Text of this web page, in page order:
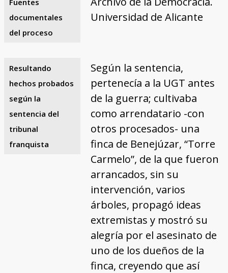
documentales
del proceso
Universidad de Alicante
Resultando
hechos probados
según la
sentencia del
tribunal
franquista
Según la sentencia,
pertenecía a la UGT antes
de la guerra; cultivaba
como arrendatario -con
otros procesados- una
finca de Benejúzar, “Torre
Carmelo”, de la que fueron
arrancados, sin su
intervención, varios
árboles, propagó ideas
extremistas y mostró su
alegría por el asesinato de
uno de los dueños de la
finca, creyendo que así